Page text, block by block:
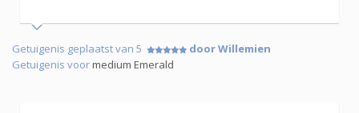
Getuigenis geplaatst van 5
door Willemien
Getuigenis voormedium Emerald